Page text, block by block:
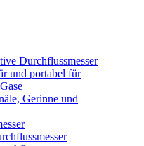
Durchflussmesser
und portabel für
Gerinne und